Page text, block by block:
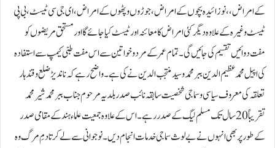
کے امراض، ، نوزائیدہ بچوں کے امراض، جوڑوں و پٹھوں کے امراض، ای جی سی ٹیسٹ، بی پی
ٹیسٹ وغیرہ کے علاوہ دیگر کئی امراض کا معائنہ اور ٹیسٹ کیا جائے گا اور مستحق مریضوں کو
مفت دوائیں تقسیم کی جائیں گی۔تمام عمر کے مرد و خواتین سے اس مفت طبی کیمپ سے استفادہ
کی اپیل محمد عظیم الدین ببرمحمد و سید منتجب الدین نے کی ہے۔ واضح رہے کہ ناندیڑ ضلع و قندہار
تعلقہ کی معروف سیاسی و سماجی شخصیت سابقہ نائب صدر بلدیہ مرحوم جناب ببر محمد شیر محمد
تقریباً 20 سال تک مسلم لیگ کے صدر رہے۔ اس کے علاوہ جمعیت علماء ہند کے مقامی صدر
کے طور پر بھی انہوں نے بے لوث سماجی خدمات انجام دیں۔ نوجوانی سے لے کر تادمِ مرگ وہ